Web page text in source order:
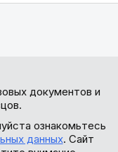
документов и
ознакомьтесь
данных. Сайт